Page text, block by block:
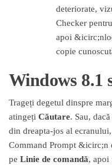
deteriorate,
Checker
apoi
copie
Windows 8.1
Trageți degetul dinspre
atingeți Căutare. Sau,
din dreapta-jos al
Command Prompt &icirc;n
pe Linie de comandă, apoi